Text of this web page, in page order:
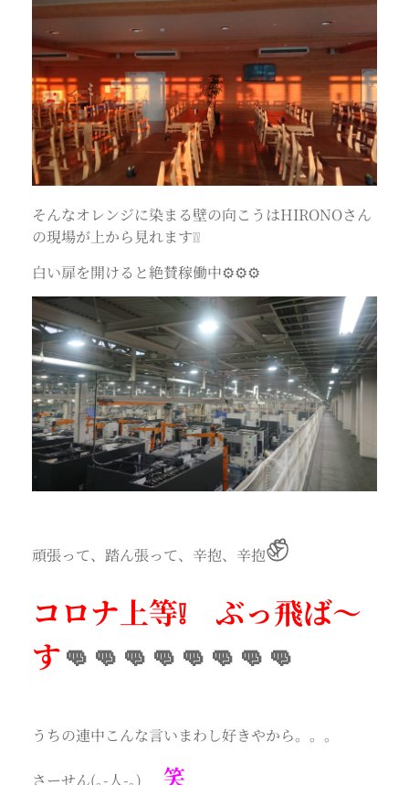
そんなオレンジに染まる壁の向こうはHIRONOさん
の現場が上から見れます❕❕
白い扉を開けると絶賛稼働中⚙⚙⚙
頑張って、踏ん張って、辛抱、辛抱✊
コロナ上等❕ ぶっ飛ば～
す👊👊👊👊👊👊👊👊
うちの連中こんな言いまわし好きやから。。。
さーせん(｡-人-｡) 笑